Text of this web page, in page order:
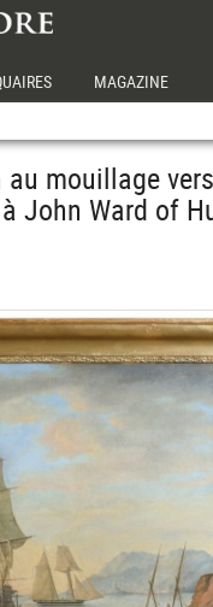
MAGAZINE
au mouillage
John Ward of